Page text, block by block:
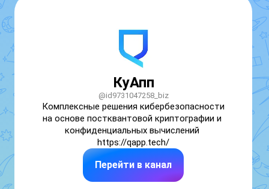
КуАпп
@id9731047258_biz
Комплексные решения кибербезопасности
на основе постквантовой криптографии и
конфиденциальных вычислений
https://qapp.tech/
Перейти в канал